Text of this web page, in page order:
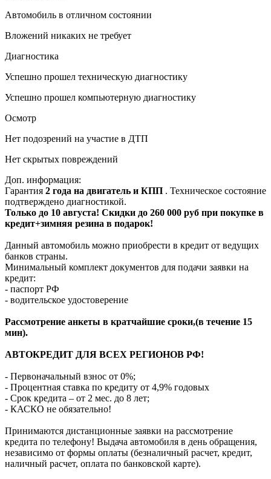
Автомобиль в отличном состоянии
Вложений никаких не требует
Диагностика
Успешно прошел техническую диагностику
Успешно прошел компьютерную диагностику
Осмотр
Нет подозрений на участие в ДТП
Нет скрытых повреждений
Доп. информация:
Гарантия 2 года на двигатель и КПП . Техническое состояние
подтверждено диагностикой.
Только до 10 августа! Скидки до 260 000 руб при покупке в
кредит+зимняя резина в подарок!
Данный автомобиль можно приобрести в кредит от ведущих
банков страны.
Минимальный комплект документов для подачи заявки на
кредит:
- паспорт РФ
- водительское удостоверение
Рассмотрение анкеты в кратчайшие сроки,(в течение 15
мин).
АВТОКРЕДИТ ДЛЯ ВСЕХ РЕГИОНОВ РФ!
- Первоначальный взнос от 0%;
- Процентная ставка по кредиту от 4,9% годовых
- Срок кредита – от 2 мес. до 8 лет;
- КАСКО не обязательно!
Принимаются дистанционные заявки на рассмотрение
кредита по телефону! Выдача автомобиля в день обращения,
независимо от формы оплаты (безналичный расчет, кредит,
наличный расчет, оплата по банковской карте).